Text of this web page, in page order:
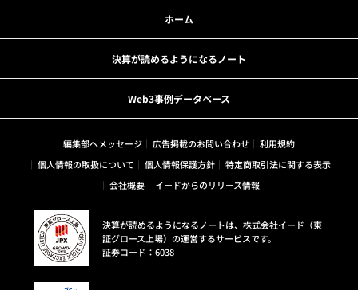
ホーム
決算が読めるようになるノート
Web3事例データベース
編集部へメッセージ 広告掲載のお問い合わせ
利用規約
個人情報の取扱について
個人情報保護方針
特定商取引法に関する表示
会社概要
イードからのリリース情報
決算が読めるようになるノートは、株式会社イード（東
証グロース上場）の運営するサービスです。
証券コード：6038